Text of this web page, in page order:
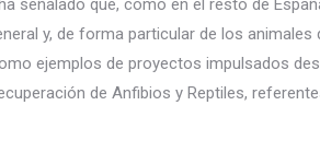
señalado que, como en el resto de
y, de forma particular de los
ejemplos de proyectos impulsados
de Anfibios y Reptiles,